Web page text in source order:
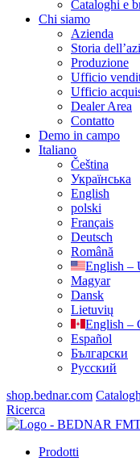
Cataloghi e
Chi siamo
Azienda
Storia
Produzione
Ufficio
Ufficio
Dealer Area
Contatto
Demo in campo
Italiano
Čeština
Українська
English
polski
Français
Deutsch
Română
English –
Magyar
Dansk
Lietuvių
English –
Español
Български
Русский
shop.bednar.com
Ricerca
Prodotti